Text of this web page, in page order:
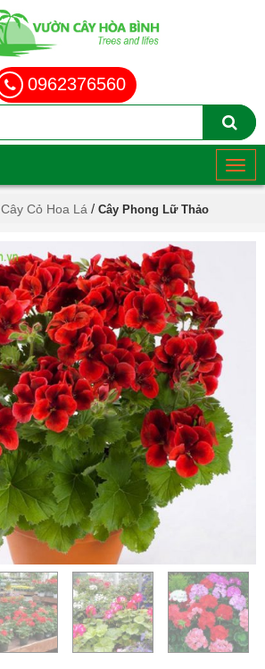
0962376560
Cây Cỏ Hoa Lá / Cây Phong Lữ Thảo